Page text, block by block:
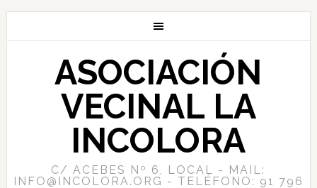
ASOCIACIÓN
VECINAL LA
INCOLORA
C/ ACEBES Nº 6, LOCAL - MAIL:
INFO@INCOLORA.ORG - TELÉFONO: 91 796